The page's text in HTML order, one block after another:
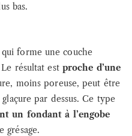
bas.
forme une couche
résultat est proche d’une
moins poreuse, peut être
par dessus. Ce type
un fondant à l’engobe
grésage.